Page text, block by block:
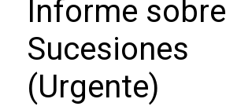
Informe sobre
Sucesiones
(Urgente)